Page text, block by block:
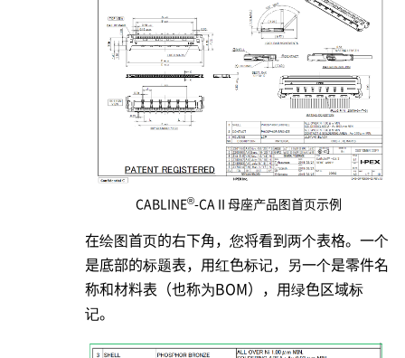
CABLINE®-CA II 母座产品图首页示例
在绘图首页的右下角，您将看到两个表格。一个
是底部的标题表，用红色标记，另一个是零件名
称和材料表（也称为BOM），用绿色区域标
记。